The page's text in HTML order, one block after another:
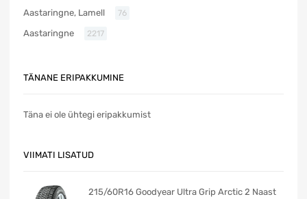
Aastaringne, Lamell 76
Aastaringne 2217
TÄNANE ERIPAKKUMINE
Täna ei ole ühtegi eripakkumist
VIIMATI LISATUD
215/60R16 Goodyear Ultra Grip Arctic 2 Naast